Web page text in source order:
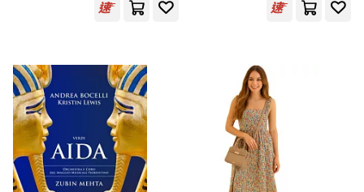
虎井シグマ(50)
TYPE-MOON(48)
池田理代子(47)
中國勞動社會保障出版社(334)
北京大學出版社(328)
上海譯文出版社(323)
(Songplay / Joyce DiDonato,
Greco, Charlie Porte)
Bonitatibus(mezzo-